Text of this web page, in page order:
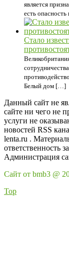
является
есть
Стало
Белый дом […]
Данный сайт не
сайте ни чего не
услуги не
новостей RSS
lenta.ru .
ответственность
Администрация
Сайт от bmb3 @
Top